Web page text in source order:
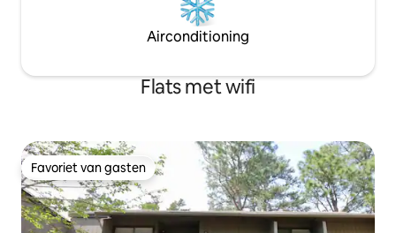
Airconditioning
Flats met wifi
Favoriet van gasten
Favoriet van gasten